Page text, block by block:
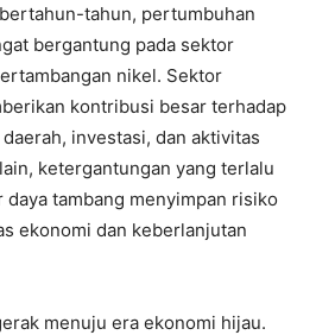
tahun, pertumbuhan
bergantung pada sektor
nikel. Sektor
kontribusi besar terhadap
investasi, dan aktivitas
ketergantungan yang terlalu
tambang menyimpan risiko
ekonomi dan keberlanjutan
menuju era ekonomi hijau.